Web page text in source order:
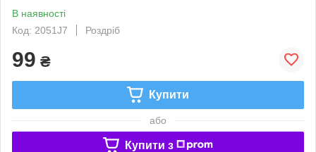
В наявності
Код: 2051J7
Роздріб
99 ₴
Купити
або
Купити з